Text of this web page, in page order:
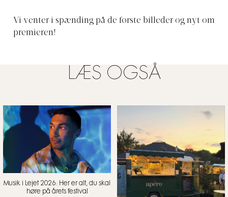
Vi venter i spænding på de første billeder og nyt om
premieren!
LÆS OGSÅ
Musik i Lejet 2026: Her er alt, du skal
høre på årets festival